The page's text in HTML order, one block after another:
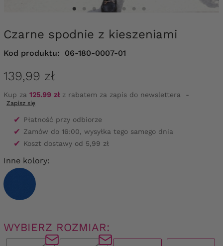
Czarne spodnie z kieszeniami
Kod produktu: 06-180-0007-01
139,99 zł
Kup za 125.99 złz rabatem za zapis do newslettera -
Zapisz się
✔ Płatność przy odbiorze
✔ Zamów do 16:00, wysyłka tego samego dnia
✔ Koszt dostawy od 5,99 zł
Inne kolory:
WYBIERZ ROZMIAR: